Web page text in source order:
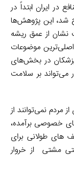
در ایران ابتداً در
این پژوهش‌ها
گرفت نشان از عمق ریشه
موضوعات
در بخش‌های
بر سلامت
مردم نمی‌توانند از
خصوصی برآمده،
طولانی برای
مشتی از خروار